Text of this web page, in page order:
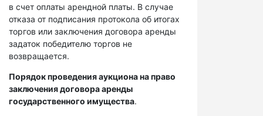
в счет оплаты арендной платы. В случае
отказа от подписания протокола об итогах
торгов или заключения договора аренды
задаток победителю торгов не
возвращается.
Порядок проведения аукциона на право
заключения договора аренды
государственного имущества.